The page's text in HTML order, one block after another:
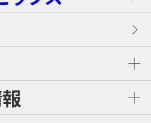
スリルコース
ファンコース
トヴィラ
ヴィラ
ジ
か
案内